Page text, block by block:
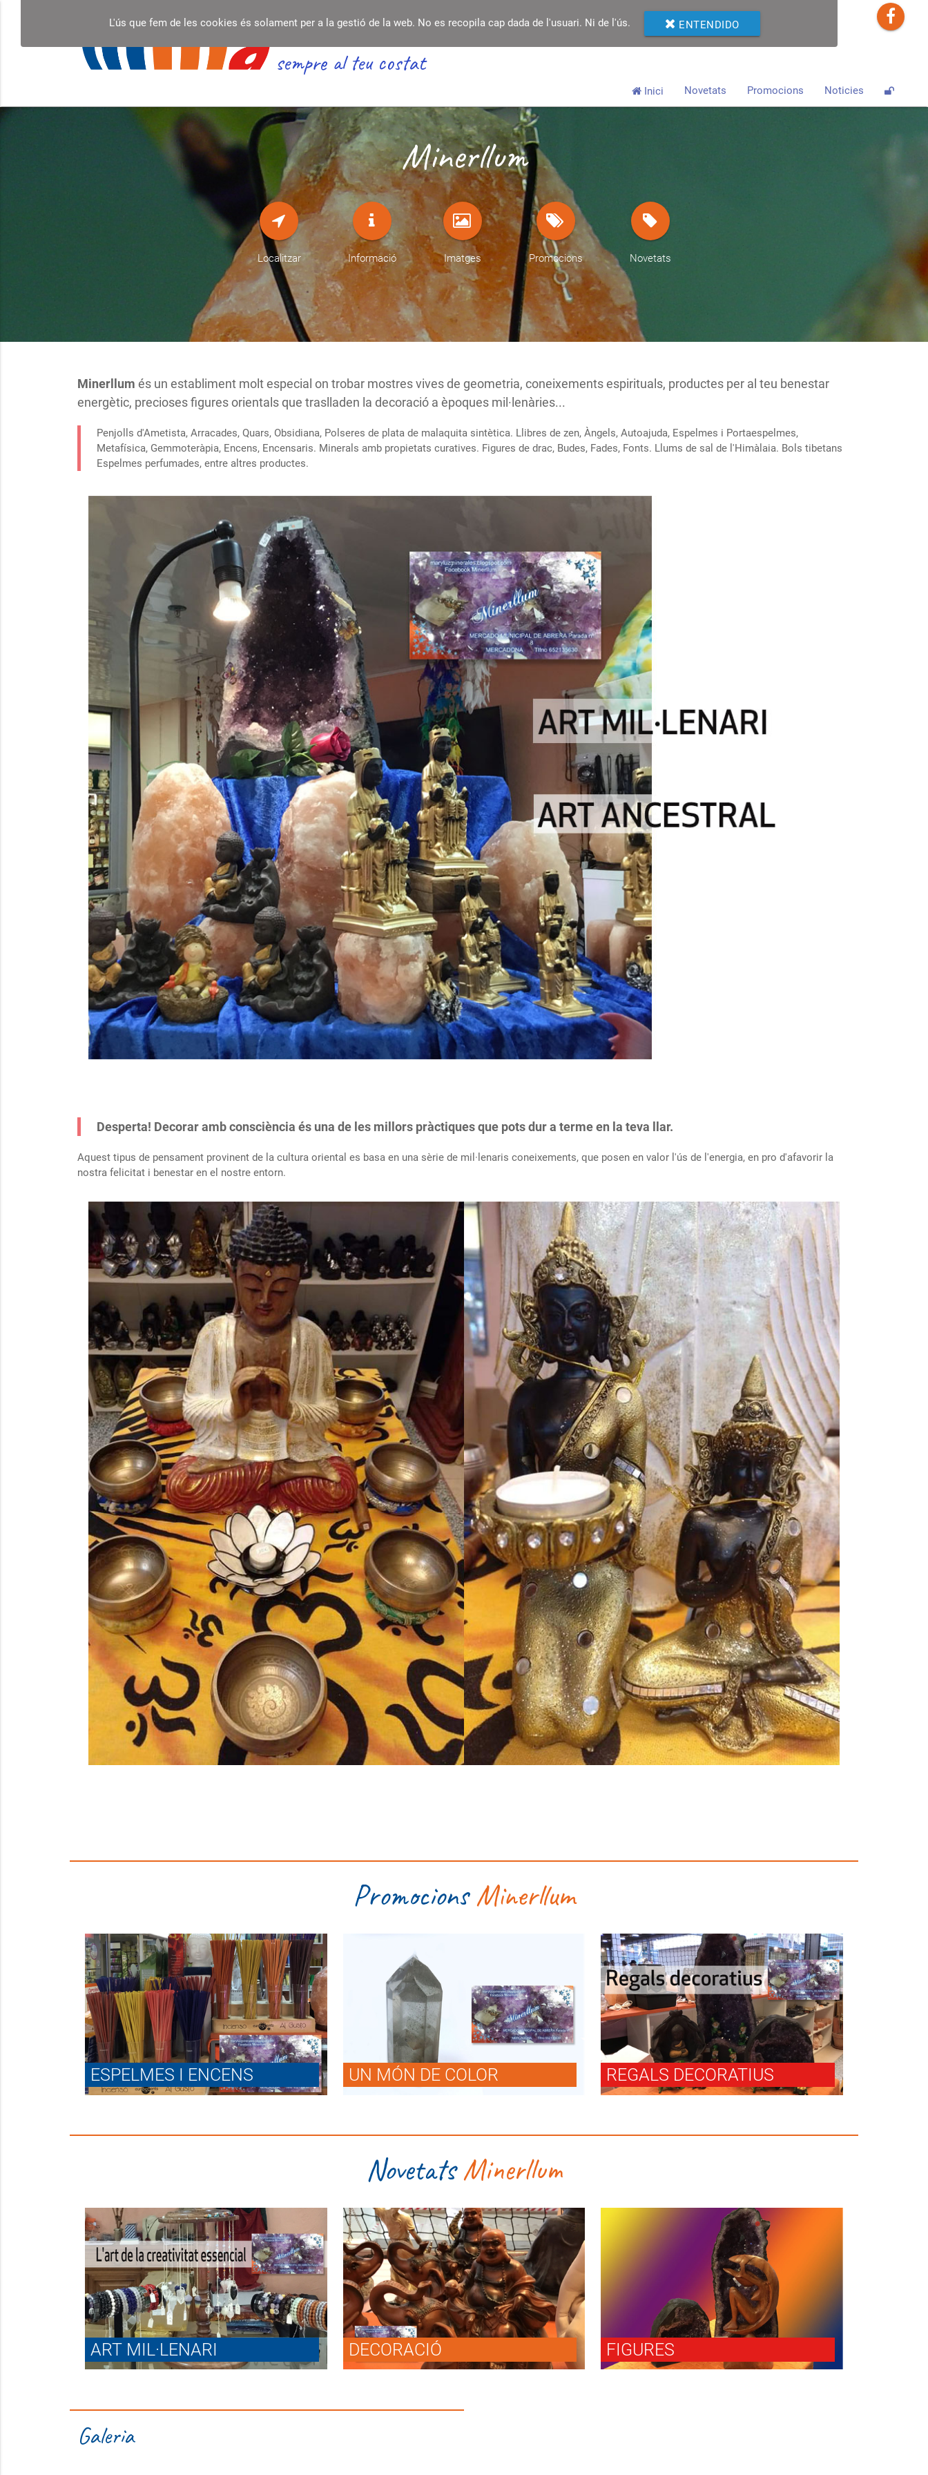
L'ús que fem de les cookies és solament per a la gestió de la web. No es recopila cap dada de l'usuari. Ni de l'ús. ENTENDIDO
sempre al teu costat
Inici Novetats Promocions Noticies
Minerllum
Localitzar Informació Imatges Promocions Novetats
Minerllum és un establiment molt especial on trobar mostres vives de geometria, coneixements espirituals, productes per al teu benestar
energètic, precioses figures orientals que traslladen la decoració a èpoques mil·lenàries...
Penjolls d'Ametista, Arracades, Quars, Obsidiana, Polseres de plata de malaquita sintètica. Llibres de zen, Àngels, Autoajuda, Espelmes i Portaespelmes,
Metafísica, Gemmoteràpia, Encens, Encensaris. Minerals amb propietats curatives. Figures de drac, Budes, Fades, Fonts. Llums de sal de l'Himàlaia. Bols tibetans
Espelmes perfumades, entre altres productes.
Desperta! Decorar amb consciència és una de les millors pràctiques que pots dur a terme en la teva llar.
Aquest tipus de pensament provinent de la cultura oriental es basa en una sèrie de mil·lenaris coneixements, que posen en valor l'ús de l'energia, en pro d'afavorir la
nostra felicitat i benestar en el nostre entorn.
PromocionsMinerllum
ESPELMES I ENCENS UN MÓN DE COLOR REGALS DECORATIUS
NovetatsMinerllum
ART MIL·LENARI DECORACIÓ FIGURES
Galeria